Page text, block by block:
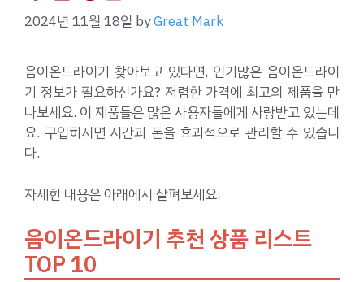
2024년 11월 18일 byGreat Mark
음이온드라이기 찾아보고 있다면, 인기많은 음이온드라이
기 정보가 필요하신가요? 저렴한 가격에 최고의 제품을 만
나보세요. 이 제품들은 많은 사용자들에게 사랑받고 있는데
요. 구입하시면 시간과 돈을 효과적으로 관리할 수 있습니
다.
자세한 내용은 아래에서 살펴보세요.
음이온드라이기 추천 상품 리스트
TOP 10